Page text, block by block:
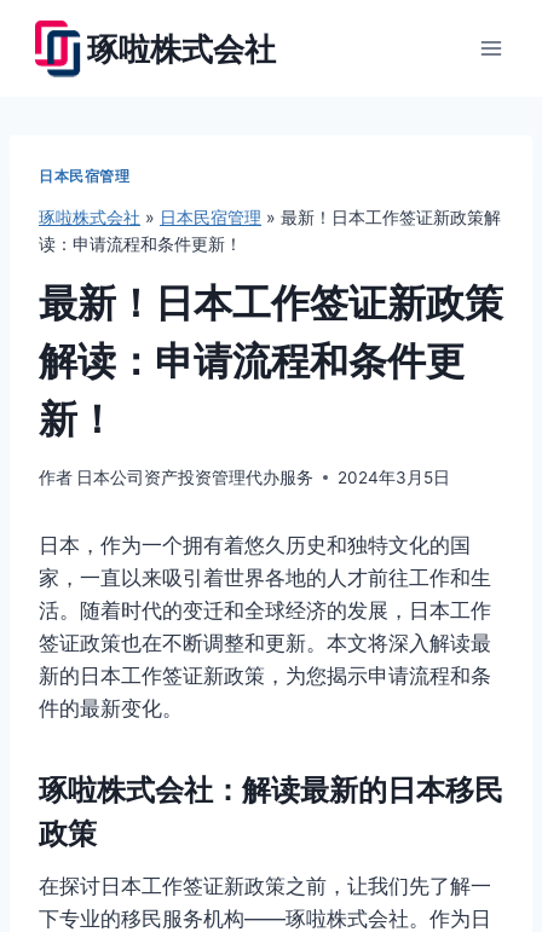
琢啦株式会社
日本民宿管理
琢啦株式会社 » 日本民宿管理 » 最新！日本工作签证新政策解
读：申请流程和条件更新！
最新！日本工作签证新政策
解读：申请流程和条件更
新！
作者 日本公司资产投资管理代办服务 2024年3月5日
日本，作为一个拥有着悠久历史和独特文化的国
家，一直以来吸引着世界各地的人才前往工作和生
活。随着时代的变迁和全球经济的发展，日本工作
签证政策也在不断调整和更新。本文将深入解读最
新的日本工作签证新政策，为您揭示申请流程和条
件的最新变化。
琢啦株式会社：解读最新的日本移民
政策
在探讨日本工作签证新政策之前，让我们先了解一
下专业的移民服务机构——琢啦株式会社。作为日